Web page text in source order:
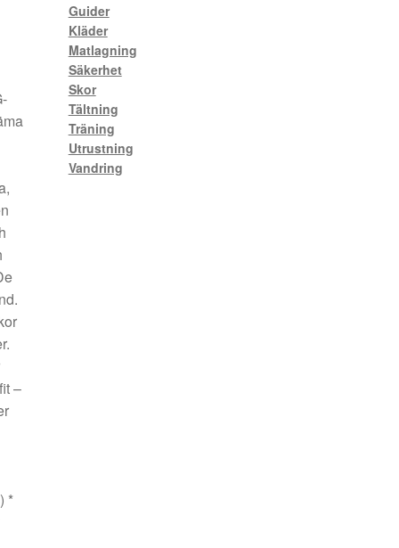
–
*
Guider
Kläder
Matlagning
Säkerhet
Skor
Tältning
Träning
Utrustning
Vandring